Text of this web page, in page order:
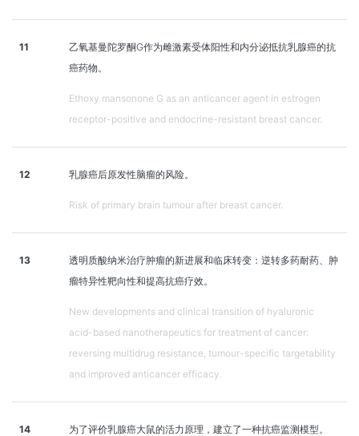
11
乙氧基曼陀罗酮G作为雌激素受体阳性和内分泌抵抗乳腺癌的抗
癌药物。
Ethoxy mansonone G as an anticancer agent in estrogen
receptor-positive and endocrine-resistant breast cancer.
12 乳腺癌后原发性脑瘤的风险。
Risk of primary brain tumour after breast cancer.
13
透明质酸纳米治疗肿瘤的新进展和临床转变：逆转多药耐药、肿
瘤特异性靶向性和提高抗癌疗效。
New developments and clinical transition of hyaluronic
acid-based nanotherapeutics for treatment of cancer:
reversing multidrug resistance, tumour-specific targetability
and improved anticancer efficacy.
14 为了评价乳腺癌大鼠的活力原理，建立了一种抗癌监测模型。